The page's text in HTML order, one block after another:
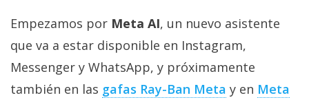
/
Cambiar
opciones
de
privacidad
Empezamos por Meta AI, un nuevo asistente
que va a estar disponible en Instagram,
Messenger y WhatsApp, y próximamente
también en las gafas Ray-Ban Meta y en Meta